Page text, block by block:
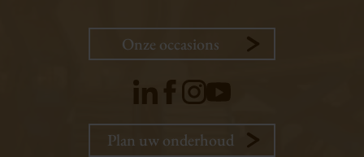
Onze occasions
Plan uw onderhoud